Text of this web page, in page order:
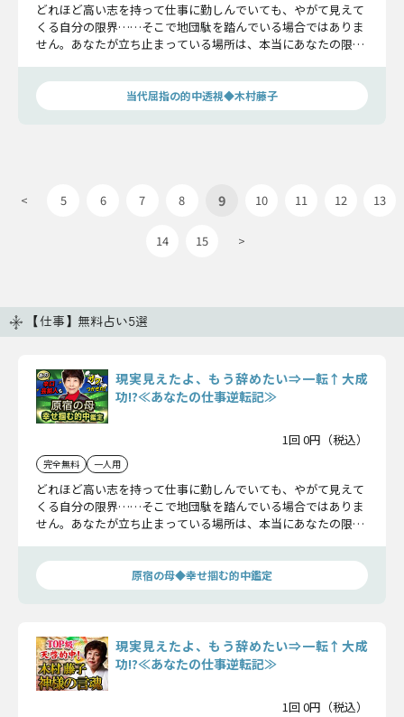
どれほど高い志を持って仕事に勤しんでいても、やがて見えて
くる自分の限界……そこで地団駄を踏んでいる場合ではありま
せん。あなたが立ち止まっている場所は、本当にあなたの限界
当代屈指の的中透視◆木村藤子
< 5 6 7 8 9 10 11 12 13
14 15 >
【仕事】無料占い5選
現実見えたよ、もう辞めたい⇒一転↑大成
功!?≪あなたの仕事逆転記≫
1回 0円（税込）
完全無料 一人用
どれほど高い志を持って仕事に勤しんでいても、やがて見えて
くる自分の限界……そこで地団駄を踏んでいる場合ではありま
せん。あなたが立ち止まっている場所は、本当にあなたの限界
原宿の母◆幸せ掴む的中鑑定
現実見えたよ、もう辞めたい⇒一転↑大成
功!?≪あなたの仕事逆転記≫
1回 0円（税込）